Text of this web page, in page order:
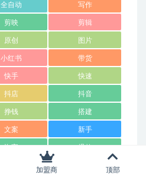
全自动 写作
剪映 剪辑
原创 图片
小红书 带货
快手 快速
抖店 抖音
挣钱 搭建
文案 新手
淘宝 爆款
加盟商 顶部